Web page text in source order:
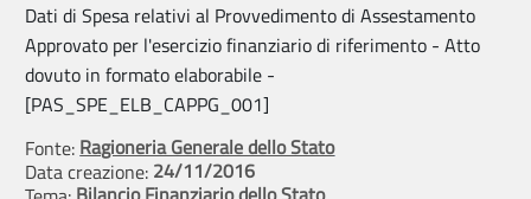
Dati di Spesa relativi al Provvedimento di Assestamento
Approvato per l'esercizio finanziario di riferimento - Atto
dovuto in formato elaborabile -
[PAS_SPE_ELB_CAPPG_001]
Fonte: Ragioneria Generale dello Stato
Data creazione: 24/11/2016